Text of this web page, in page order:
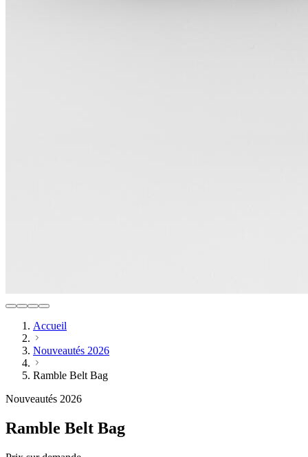
Accueil
Nouveautés 2026
Ramble Belt Bag
Nouveautés 2026
Ramble Belt Bag